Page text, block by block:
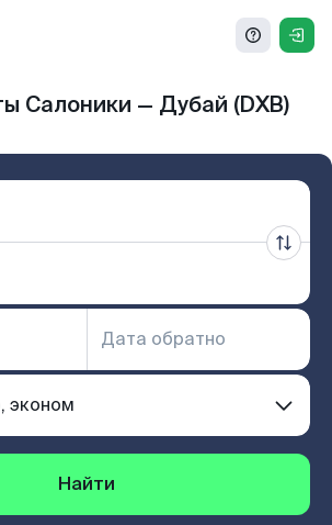
Салоники — Дубай (DXB)
Найти